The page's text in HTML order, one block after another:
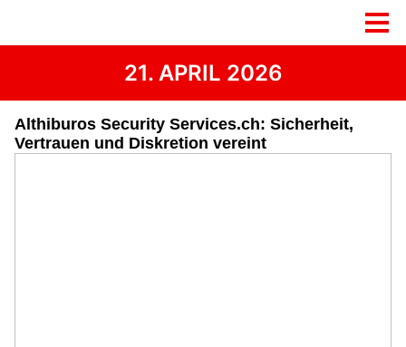
21. APRIL 2026
Althiburos Security Services.ch: Sicherheit,
Vertrauen und Diskretion vereint